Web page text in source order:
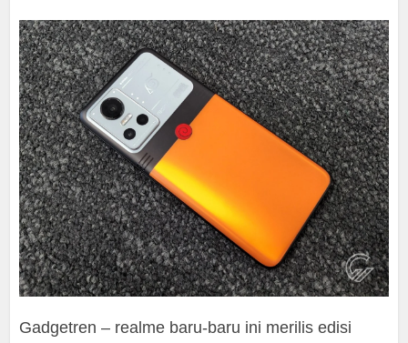
Gadgetren – realme baru-baru ini merilis edisi